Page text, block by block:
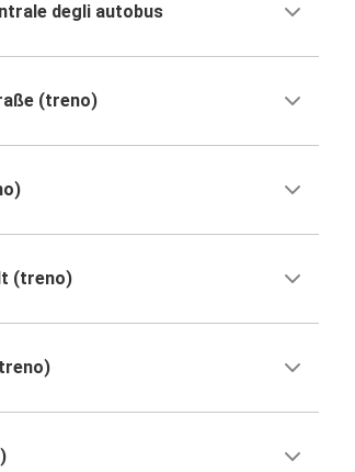
degli autobus
(treno)
(treno)